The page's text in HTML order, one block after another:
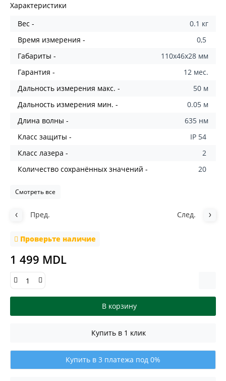
Характеристики
Вес -
0.1 кг
Время измерения -
0,5
Габариты -
110x46x28 мм
Гарантия -
12 мес.
Дальность измерения макс. -
50 м
Дальность измерения мин. -
0.05 м
Длина волны -
635 нм
Класс защиты -
IP 54
Класс лазера -
2
Количество сохранённых значений -
20
Смотреть все
Пред. След.
Проверьте наличие
1 499 MDL
В корзину
Купить в 1 клик
Купить в 3 платежа под 0%